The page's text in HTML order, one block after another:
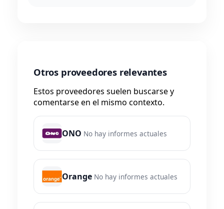
Otros proveedores relevantes
Estos proveedores suelen buscarse y
comentarse en el mismo contexto.
ONO No hay informes actuales
Orange No hay informes actuales